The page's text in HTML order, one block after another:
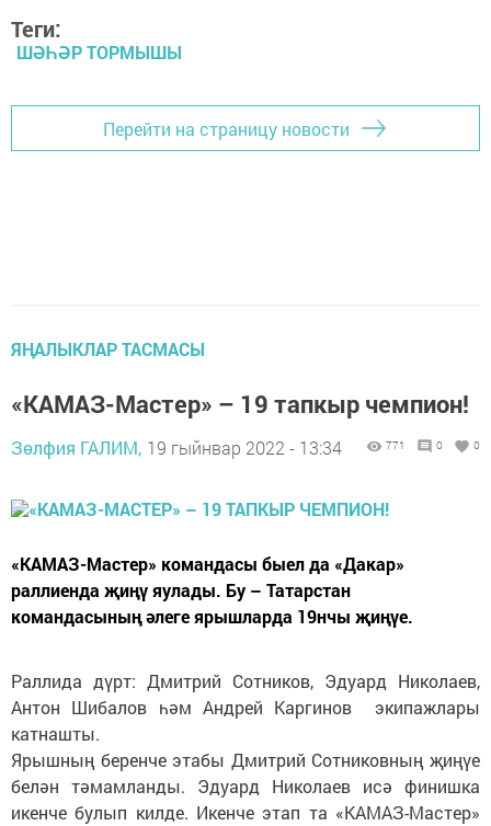
Теги:
ШӘҺӘР ТОРМЫШЫ
Перейти на страницу новости
ЯҢАЛЫКЛАР ТАСМАСЫ
«КАМАЗ-Мастер» – 19 тапкыр чемпион!
Зөлфия ГАЛИМ, 19 гыйнвар 2022 - 13:34 771 0 0
«КАМАЗ-Мастер» командасы быел да «Дакар»
раллиенда җиңү яулады. Бу – Татарстан
командасының әлеге ярышларда 19нчы җиңүе.
Раллида дүрт: Дмитрий Сотников, Эдуард Николаев,
Антон Шибалов һәм Андрей Каргинов экипажлары
катнашты.
Ярышның беренче этабы Дмитрий Сотниковның җиңүе
белән тәмамланды. Эдуард Николаев исә финишка
икенче булып килде. Икенче этап та «КАМАЗ-Мастер»